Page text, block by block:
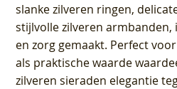
slanke zilveren ringen,
stijlvolle zilveren armbanden,
en zorg gemaakt. Perfect
als praktische waarde
zilveren sieraden elegantie